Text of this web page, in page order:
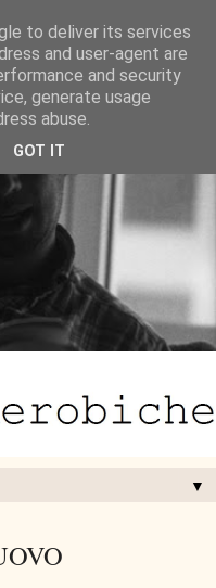
▼
to deliver its services
and user-agent are
and security
generate usage
abuse.
GOT IT